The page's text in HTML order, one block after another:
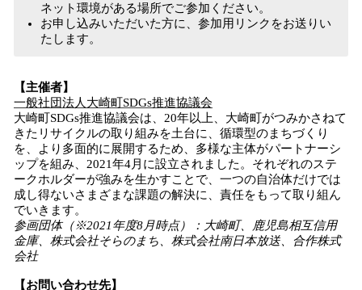
ネット環境がある場所でご参加ください。
お申し込みいただいた方に、参加用リンクをお送りい
たします。
【主催者】
一般社団法人大崎町SDGs推進協議会
大崎町SDGs推進協議会は、20年以上、⼤崎町がつみかさねて
きたリサイクルの取り組みを土台に、循環型のまちづくり
を、より多面的に展開するため、多様な主体がパートナーシ
ップを組み、2021年4月に設立されました。それぞれのステ
ークホルダーが強みを⽣かすことで、一つの自治体だけでは
成し得ないさまざまな課題の解決に、責任をもって取り組ん
でいきます。
参画団体（※2021年度8月時点）：大崎町、鹿児島相互信用
金庫、株式会社そらのまち、株式会社南日本放送、合作株式
会社
【お問い合わせ先】